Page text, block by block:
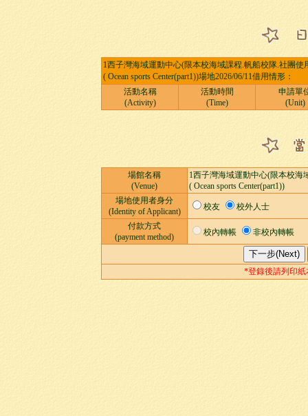
1西子灣海域運動中心(限本校海域課程.帆船校隊.社團使
( Ocean sports Center(part1))場地2026/06/11借用情形：
活動名稱
(Activity)
活動時間
(Time)
申請單
(Unit)
場館名稱
(Venue)
1西子灣海域運動中心(限本校海
( Ocean sports Center(part1))
場地使用者身分
(Identity of Applicant)
校友
校外人士
付款方式
(payment method)
校內轉帳 非校內轉帳
*登錄後請列印